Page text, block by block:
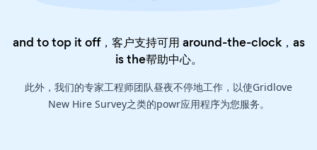
and to top it off，客户支持可用 around-the-clock，as
is the帮助中心。
此外，我们的专家工程师团队昼夜不停地工作，以使Gridlove
New Hire Survey之类的powr应用程序为您服务。